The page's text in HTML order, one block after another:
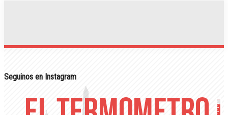
Seguinos en Instagram